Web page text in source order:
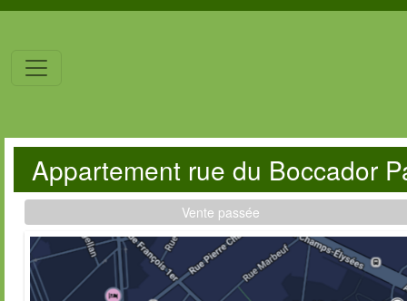
Appartement rue du Boccador
Vente passée